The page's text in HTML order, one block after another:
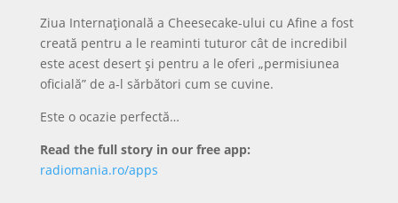
Ziua Internațională a Cheesecake-ului cu Afine a fost
creată pentru a le reaminti tuturor cât de incredibil
este acest desert și pentru a le oferi „permisiunea
oficială” de a-l sărbători cum se cuvine.
Este o ocazie perfectă…
Read the full story in our free app:
radiomania.ro/apps